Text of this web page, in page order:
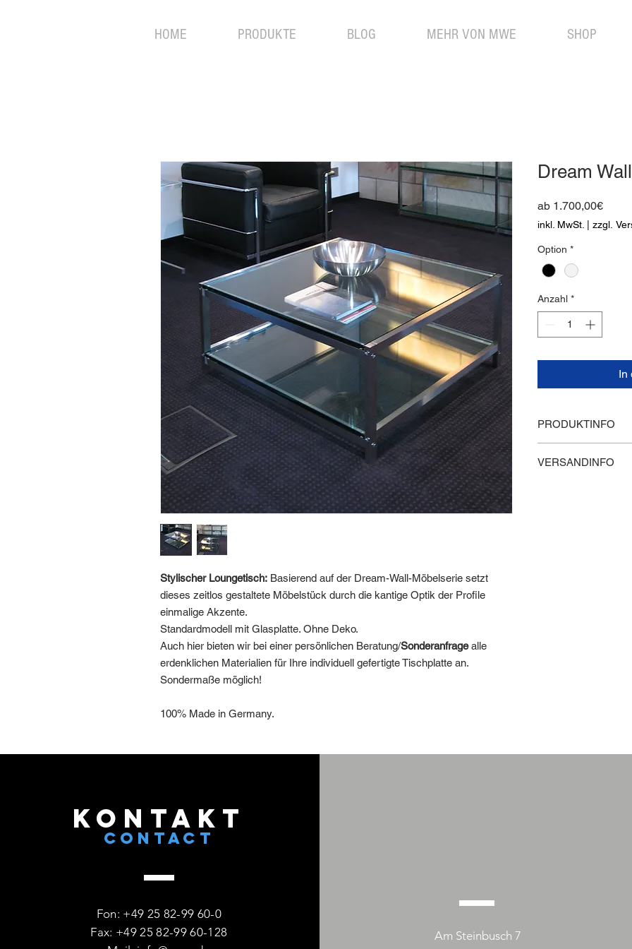
HOME PRODUKTE BLOG MEHR VON MWE SHOP
Stylischer Loungetisch: Basierend auf der Dream-Wall-Möbelserie setzt
dieses zeitlos gestaltete Möbelstück durch die kantige Optik der Profile
einmalige Akzente.
Standardmodell mit Glasplatte. Ohne Deko.
Auch hier bieten wir bei einer persönlichen Beratung/Sonderanfragealle
erdenklichen Materialien für Ihre individuell gefertigte Tischplatte an.
Sondermaße möglich!
100% Made in Germany.
Dream
ab 1.700,00€Sale-
Preis
inkl. MwSt. zzgl.
Option *
Anzahl *
In
PRODUKTINFO
Tischmaße: Höhe
VERSANDINFO
KONTAKT
CONTACT
Fon: +49 25 82-99 60-0
Fax: +49 25 82-99 60-128
Am Steinbusch 7